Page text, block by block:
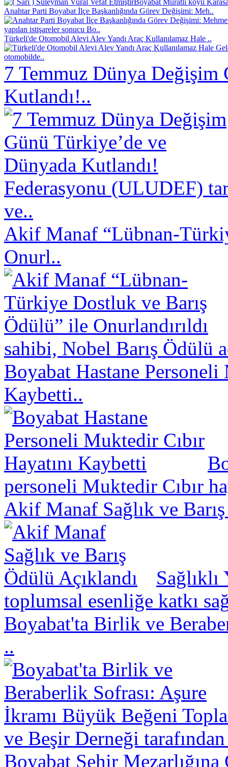
Anahtar Parti Boyabat İlçe Başkanlığında Görev Değişimi: Meh..
yapılan istişareler sonucu Bo..
Türkeli'de Otomobil Alevi Alev Yandı Araç Kullanılamaz Hale ..
otomobilde..
7 Temmuz Dünya Değişim
Kutlandı!..
Federasyonu (ULUDEF)
ve..
Akif Manaf “Lübnan-
Onurl..
sahibi, Nobel Barış Ödülü
Boyabat Hastane Personeli
Kaybetti..
personeli Muktedir Cıbır
Akif Manaf Sağlık ve
toplumsal esenliğe katkı
Boyabat'ta Birlik ve
..
ve Beşir Derneği
Boyabat Şehir Mezarlığına